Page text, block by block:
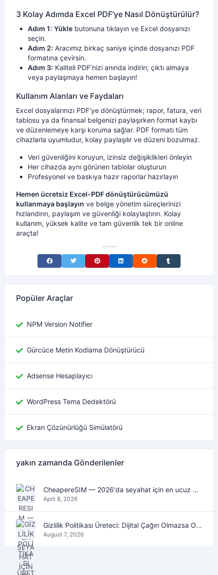
3 Kolay Adımda Excel PDF’ye Nasıl Dönüştürülür?
Adım 1: Yükle butonuna tıklayın ve Excel dosyanızı
seçin.
Adım 2: Aracımız birkaç saniye içinde dosyanızı PDF
formatına çevirsin.
Adım 3: Kaliteli PDF’nizi anında indirin; çıktı almaya
veya paylaşmaya hemen başlayın!
Kullanım Alanları ve Faydaları
Excel dosyalarınızı PDF’ye dönüştürmek; rapor, fatura, veri
tablosu ya da finansal belgenizi paylaşırken format kaybı
ve düzenlemeye karşı koruma sağlar. PDF formatı tüm
cihazlarla uyumludur, kolay paylaşılır ve düzeni bozulmaz.
Veri güvenliğini koruyun, izinsiz değişiklikleri önleyin
Her cihazda aynı görünen tablolar oluşturun
Profesyonel ve baskıya hazır raporlar hazırlayın
Hemen ücretsiz Excel-PDF dönüştürücümüzü
kullanmaya başlayın ve belge yönetim süreçlerinizi
hızlandırın, paylaşım ve güvenliği kolaylaştırın. Kolay
kullanım, yüksek kalite ve tam güvenlik tek bir online
araçta!
Share on Facebook
Share on TwitterShare on Pinterest
Share on LinkedIn
Share on RedditShare on Tumblr
Popüler Araçlar
NPM Version Notifier
Gürcüce Metin Kodlama Dönüştürücü
Adsense Hesaplayıcı
WordPress Tema Dedektörü
Ekran Çözünürlüğü Simülatörü
yakın zamanda Gönderilenler
CheapereSIM — 2026'da seyahat için en ucuz eSIM veri planlarını bulun
April 8, 2026
Gizlilik Politikası Üreteci: Dijital Çağın Olmazsa Olmaz Aracı
August 7, 2026